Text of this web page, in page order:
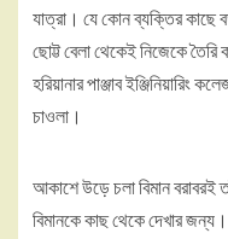
যাত্রা। যে কোন ব্যক্তির কাছে
ছোট্ট বেলা থেকেই নিজেকে তৈরি
হরিয়ানার পাঞ্জাব ইঞ্জিনিয়ারিং
চাওলা।
আকাশে উড়ে চলা বিমান বরাবরই
বিমানকে কাছ থেকে দেখার